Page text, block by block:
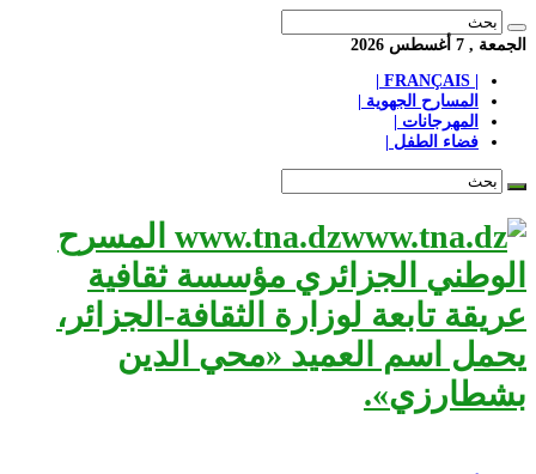
الجمعة , 7 أغسطس 2026
المسارح الجهوية |
المهرجانات |
فضاء الطفل |
www.tna.dz المسرح
الوطني الجزائري مؤسسة ثقافية
عريقة تابعة لوزارة الثقافة-الجزائر،
يحمل اسم العميد «محي الدين
بشطارزي».